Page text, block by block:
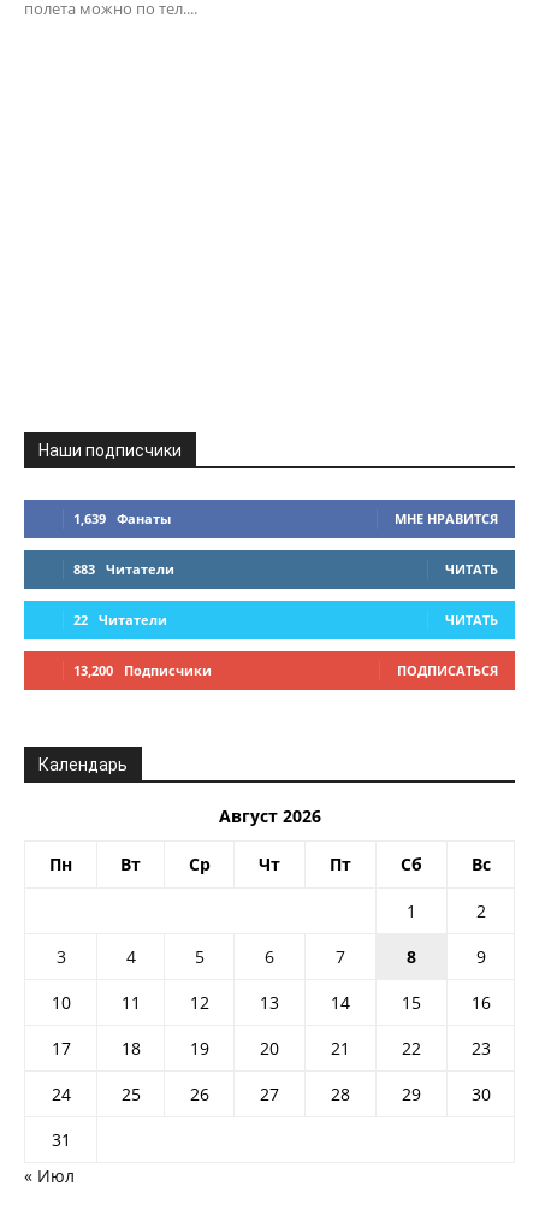
полета можно по тел....
Наши подписчики
1,639 Фанаты МНЕ НРАВИТСЯ
883 Читатели ЧИТАТЬ
22 Читатели ЧИТАТЬ
13,200 Подписчики ПОДПИСАТЬСЯ
Календарь
Август 2026
Пн Вт Ср Чт Пт Сб Вс
1
2
3
4 5 6 7 8
9
10
11 12 13 14 15
16
17
18 19 20 21 22
23
24
25 26 27 28 29
30
31
« Июл